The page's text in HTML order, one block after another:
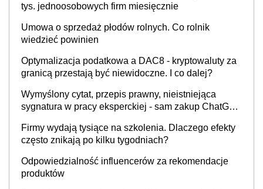
tys. jednoosobowych firm miesięcznie
Umowa o sprzedaż płodów rolnych. Co rolnik
wiedzieć powinien
Optymalizacja podatkowa a DAC8 - kryptowaluty za
granicą przestają być niewidoczne. I co dalej?
Wymyślony cytat, przepis prawny, nieistniejąca
sygnatura w pracy eksperckiej - sam zakup ChatGPT
Firmy wydają tysiące na szkolenia. Dlaczego efekty
często znikają po kilku tygodniach?
Odpowiedzialność influencerów za rekomendacje
produktów